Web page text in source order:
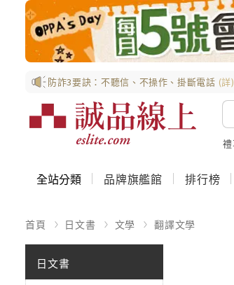
防詐3要訣：不聽信、不操作、掛斷電話 (詳)
全站分類 品牌旗艦館 排行榜
首頁 日文書 文學 翻譯文學
日文書